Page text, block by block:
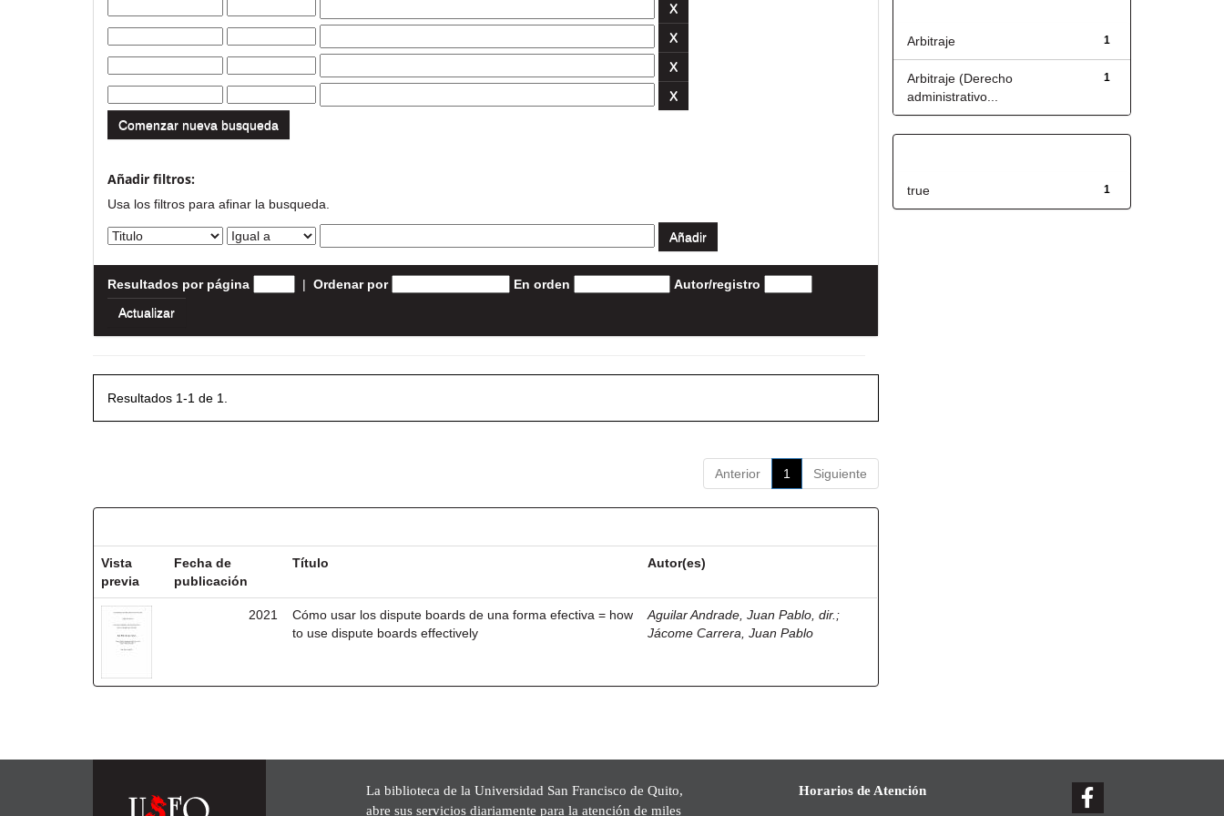
Comenzar nueva busqueda
Añadir filtros:
Usa los filtros para afinar la busqueda.
Resultados por página | Ordenar por En orden Autor/registro
Resultados 1-1 de 1.
Anterior 1 Siguiente
Vista
previa
Fecha de
publicación
Título Autor(es)
2021
Cómo usar los dispute boards de una forma efectiva = how
to use dispute boards effectively
Aguilar Andrade, Juan Pablo, dir. ;
Jácome Carrera, Juan Pablo
1
Arbitraje
1
Arbitraje (Derecho
administrativo...
1
true
La biblioteca de la Universidad San Francisco de Quito,
abre sus servicios diariamente para la atención de miles
Horarios de Atención